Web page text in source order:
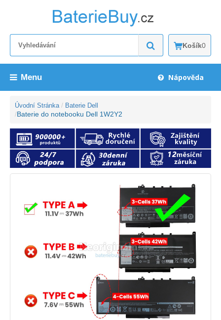
Košík0
Menu Nápověda
Úvodní Stránka Baterie Dell
Baterie do notebooku Dell 1W2Y2